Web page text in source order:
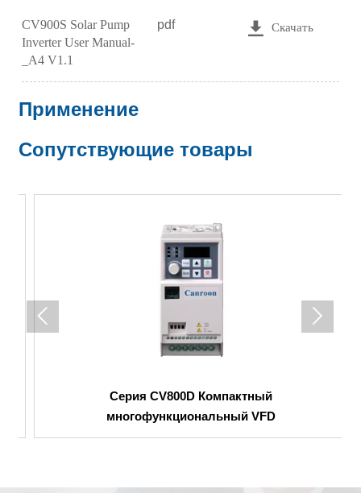
CV900S Solar Pump
Inverter User Manual-
_A4 V1.1
pdf  Скачать
Применение
Сопутствующие товары
Серия CV800D Компактный
многофункциональный VFD
 